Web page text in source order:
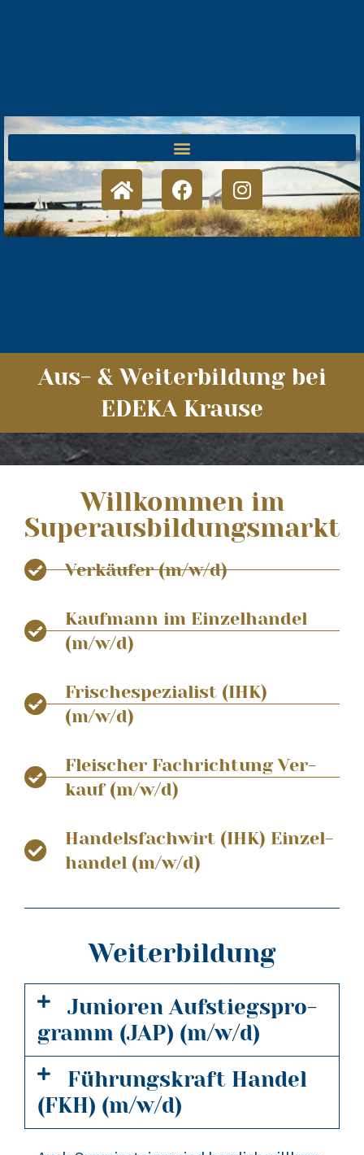
Aus- & Weiterbildung bei
EDEKA Krause
Willkommen im
Superausbildungsmarkt
Ver­käu­fer (m/w/d)
Kauf­mann im Ein­zel­han­del
(m/w/d)
Fri­sche­spe­zia­list (IHK)
(m/w/d)
Flei­scher Fach­rich­tung Ver­
kauf (m/w/d)
Han­dels­fach­wirt (IHK) Ein­zel­
han­del (m/w/d)
Weiterbildung
Junio­ren Auf­stiegs­pro­
gramm (JAP) (m/w/d)
Füh­rungs­kraft Han­del
(FKH) (m/w/d)